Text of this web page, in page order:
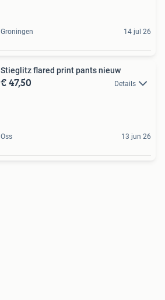
Groningen 14 jul 26
Stieglitz flared print pants nieuw
€ 47,50 Details
Oss 13 jun 26